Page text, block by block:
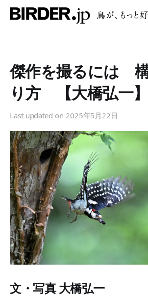
傑作を撮るには
り方 【大橋弘一】
Last updated on 2025年5月22日
文・写真 大橋弘一